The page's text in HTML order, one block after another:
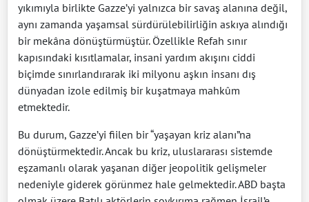
yıkımıyla birlikte Gazze’yi yalnızca bir savaş alanına değil,
aynı zamanda yaşamsal sürdürülebilirliğin askıya alındığı
bir mekâna dönüştürmüştür. Özellikle Refah sınır
kapısındaki kısıtlamalar, insani yardım akışını ciddi
biçimde sınırlandırarak iki milyonu aşkın insanı dış
dünyadan izole edilmiş bir kuşatmaya mahkûm
etmektedir.
Bu durum, Gazze’yi fiilen bir “yaşayan kriz alanı”na
dönüştürmektedir. Ancak bu kriz, uluslararası sistemde
eşzamanlı olarak yaşanan diğer jeopolitik gelişmeler
nedeniyle giderek görünmez hale gelmektedir. ABD başta